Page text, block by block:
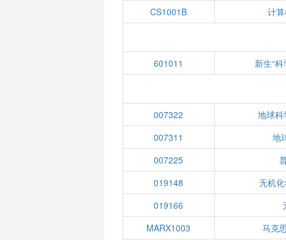
CS1001B
计
601011 新生“
007322 地球科
007311
地
007225
019148
无机
019166
MARX1003
马克